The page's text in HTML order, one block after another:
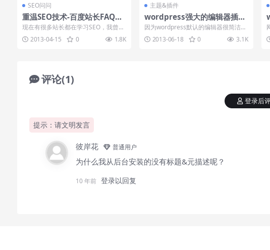
SEO问问
重温SEO技术-百度站长FAQ解
读
现在有很多站长都在学习SEO，我曾经
也是一个SEO学习者，但是因为好长时
间没有关...
2013-04-15 0 1.8K
主题&插件
wordpress强大的编辑器插件
Kindeditor
因为wordpress默认的编辑器很简洁，
所以一直在寻觅一个强大的编辑器，下
面是...2013-06-18 0 3.1K
评论(1)
提示：请文明发言
登录后
彼岸花 普通用户
为什么我从后台安装的没有标题&元描述呢？
10 年前 登录以回复